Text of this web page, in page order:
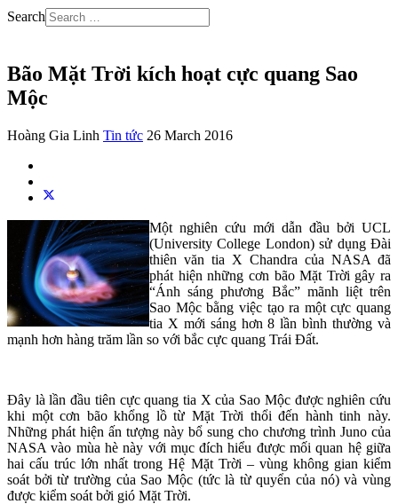
Search
Bão Mặt Trời kích hoạt cực quang Sao
Mộc
Hoàng Gia Linh Tin tức 26 March 2016
Một nghiên cứu mới dẫn đầu bởi UCL
(University College London) sử dụng Đài
thiên văn tia X Chandra của NASA đã
phát hiện những cơn bão Mặt Trời gây ra
“Ánh sáng phương Bắc” mãnh liệt trên
Sao Mộc bằng việc tạo ra một cực quang
tia X mới sáng hơn 8 lần bình thường và
mạnh hơn hàng trăm lần so với bắc cực quang Trái Đất.
Đây là lần đầu tiên cực quang tia X của Sao Mộc được nghiên cứu
khi một cơn bão khổng lồ từ Mặt Trời thổi đến hành tinh này.
Những phát hiện ấn tượng này bổ sung cho chương trình Juno của
NASA vào mùa hè này với mục đích hiểu được mối quan hệ giữa
hai cấu trúc lớn nhất trong Hệ Mặt Trời – vùng không gian kiểm
soát bởi từ trường của Sao Mộc (tức là từ quyển của nó) và vùng
được kiểm soát bởi gió Mặt Trời.